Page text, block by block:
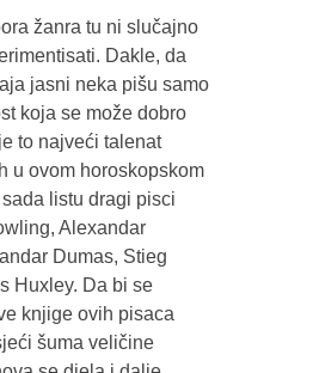
žanra tu ni slučajno
Dakle, da
jasni neka pišu samo
koja se može dobro
to najveći talenat
u ovom horoskopskom
listu dragi pisci
Alexandar
Dumas, Stieg
Huxley. Da bi se
knjige ovih pisaca
šuma veličine